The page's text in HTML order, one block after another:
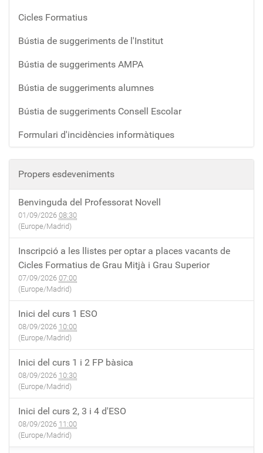
Cicles Formatius
Bústia de suggeriments de l'Institut
Bústia de suggeriments AMPA
Bústia de suggeriments alumnes
Bústia de suggeriments Consell Escolar
Formulari d'incidències informàtiques
Propers esdeveniments
Benvinguda del Professorat Novell
01/09/2026 08:30
(Europe/Madrid)
Inscripció a les llistes per optar a places vacants de
Cicles Formatius de Grau Mitjà i Grau Superior
07/09/2026 07:00
(Europe/Madrid)
Inici del curs 1 ESO
08/09/2026 10:00
(Europe/Madrid)
Inici del curs 1 i 2 FP bàsica
08/09/2026 10:30
(Europe/Madrid)
Inici del curs 2, 3 i 4 d'ESO
08/09/2026 11:00
(Europe/Madrid)